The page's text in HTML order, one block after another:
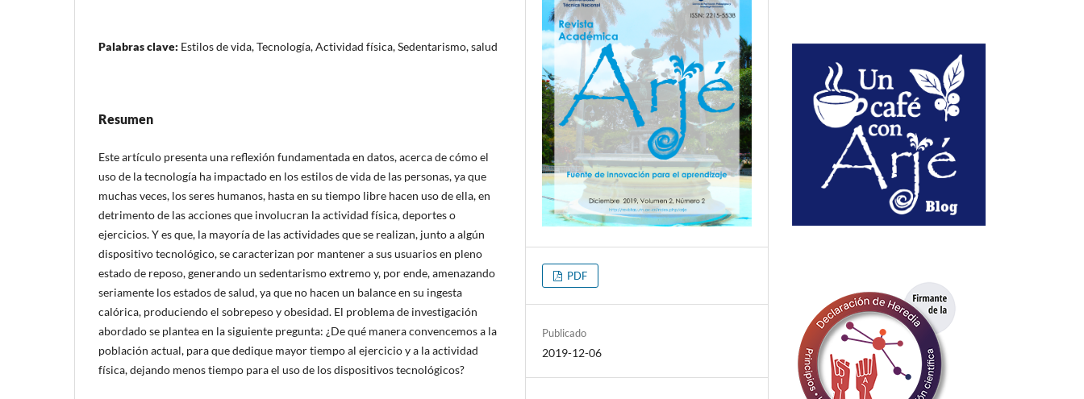
Palabras clave: Estilos de vida, Tecnología, Actividad física, Sedentarismo, salud
Resumen
Este artículo presenta una reflexión fundamentada en datos, acerca de cómo el
uso de la tecnología ha impactado en los estilos de vida de las personas, ya que
muchas veces, los seres humanos, hasta en su tiempo libre hacen uso de ella, en
detrimento de las acciones que involucran la actividad física, deportes o
ejercicios. Y es que, la mayoría de las actividades que se realizan, junto a algún
dispositivo tecnológico, se caracterizan por mantener a sus usuarios en pleno
estado de reposo, generando un sedentarismo extremo y, por ende, amenazando
seriamente los estados de salud, ya que no hacen un balance en su ingesta
calórica, produciendo el sobrepeso y obesidad. El problema de investigación
abordado se plantea en la siguiente pregunta: ¿De qué manera convencemos a la
población actual, para que dedique mayor tiempo al ejercicio y a la actividad
física, dejando menos tiempo para el uso de los dispositivos tecnológicos?
PDF
Publicado
2019-12-06